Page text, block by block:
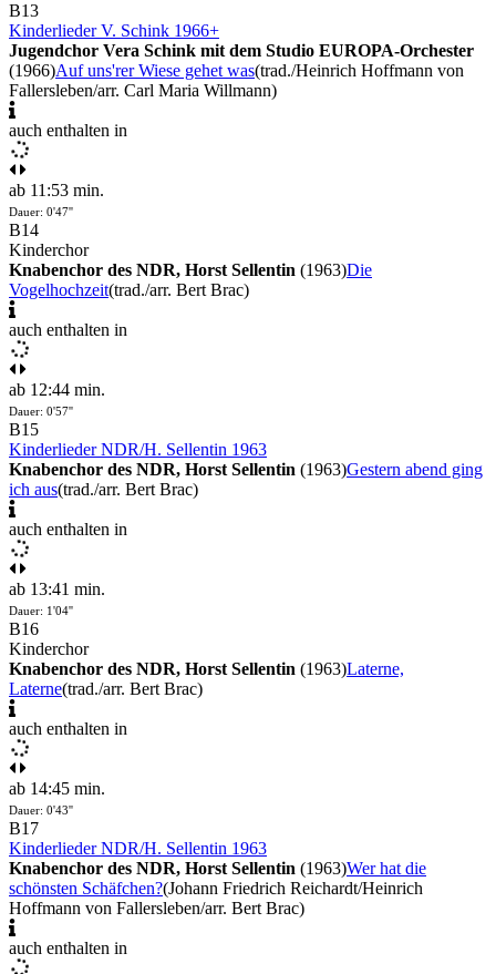
B13
Kinderlieder V. Schink 1966+
Jugendchor Vera Schink mit dem Studio EUROPA-Orchester
(1966)Auf uns'rer Wiese gehet was(trad./Heinrich Hoffmann von
Fallersleben/arr. Carl Maria Willmann)
auch enthalten in
ab 11:53 min.
Dauer: 0'47''
B14
Kinderchor
Knabenchor des NDR, Horst Sellentin (1963)Die
Vogelhochzeit(trad./arr. Bert Brac)
auch enthalten in
ab 12:44 min.
Dauer: 0'57''
B15
Kinderlieder NDR/H. Sellentin 1963
Knabenchor des NDR, Horst Sellentin (1963)Gestern abend ging
ich aus(trad./arr. Bert Brac)
auch enthalten in
ab 13:41 min.
Dauer: 1'04''
B16
Kinderchor
Knabenchor des NDR, Horst Sellentin (1963)Laterne,
Laterne(trad./arr. Bert Brac)
auch enthalten in
ab 14:45 min.
Dauer: 0'43''
B17
Kinderlieder NDR/H. Sellentin 1963
Knabenchor des NDR, Horst Sellentin (1963)Wer hat die
schönsten Schäfchen?(Johann Friedrich Reichardt/Heinrich
Hoffmann von Fallersleben/arr. Bert Brac)
auch enthalten in